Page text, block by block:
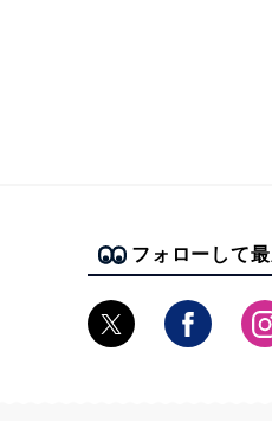
フォローして